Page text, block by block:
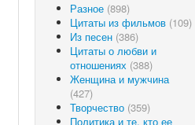
Разное (898)
Цитаты из фильмов (109)
Из песен (386)
Цитаты о любви и
отношениях (388)
Женщина и мужчина
(427)
Творчество (359)
Политика и те, кто ее